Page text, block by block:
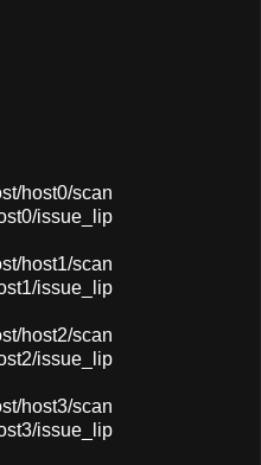
host0/scan
issue_lip
host1/scan
issue_lip
host2/scan
issue_lip
host3/scan
issue_lip